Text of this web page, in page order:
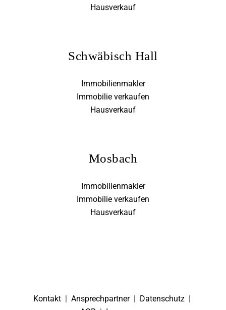
Hausverkauf
Schwäbisch Hall
Immobilienmakler
Immobilie verkaufen
Hausverkauf
Mosbach
Immobilienmakler
Immobilie verkaufen
Hausverkauf
Kontakt Ansprechpartner| Datenschutz